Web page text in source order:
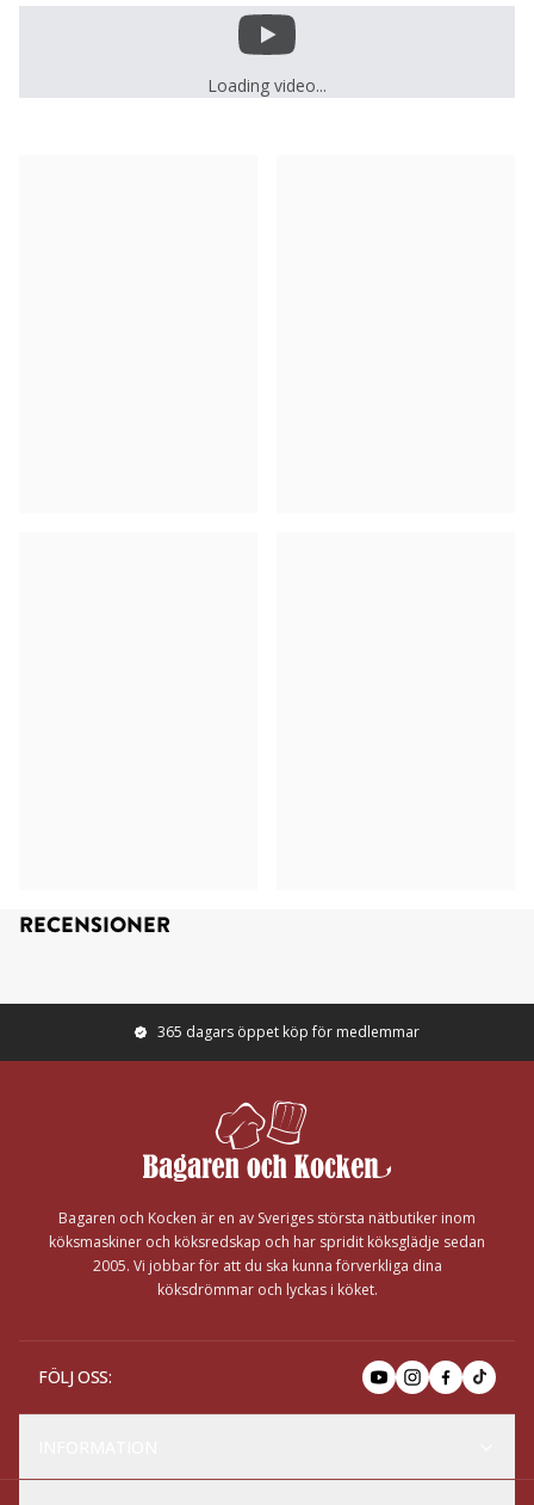
Loading video...
RECENSIONER
365 dagars öppet köp för medlemmar
Bagaren och Kocken är en av Sveriges största nätbutiker inom
köksmaskiner och köksredskap och har spridit köksglädje sedan
2005. Vi jobbar för att du ska kunna förverkliga dina
köksdrömmar och lyckas i köket.
FÖLJ OSS: